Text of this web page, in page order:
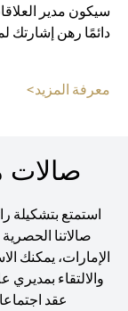
سيكون مدير
دائمًا رهن إشارتك
معرفة المزيد>
استمتع بتشكيلة
صالاتنا
الإمارات، يمكنك
والالتقاء بمديري
عقد